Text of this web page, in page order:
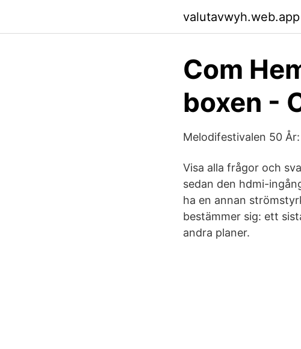
valutavwyh.web.app
Com
boxen -
Melodifestivalen 50
Visa alla frågor och
sedan den hdmi-
ha en annan
bestämmer sig: ett
andra planer.